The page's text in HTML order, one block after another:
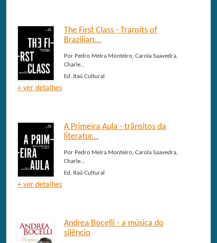
The First Class - Transits of
Brazilian...
PorPedro Meira Monteiro, Carola Saavedra,
Charle...
Ed.Itaú Cultural
+ ver detalhes
A Primeira Aula - trânsitos da
literatur...
PorPedro Meira Monteiro, Carola Saavedra,
Charle...
Ed.Itaú Cultural
+ ver detalhes
Andrea Bocelli - a música do
silêncio